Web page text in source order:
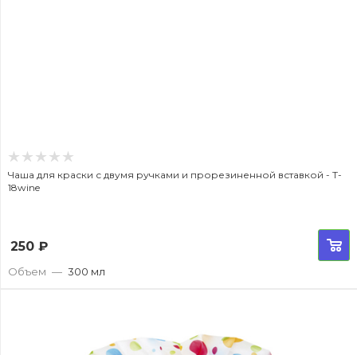
Чаша для краски с двумя ручками и прорезиненной вставкой - T-
18wine
250 ₽
Объем — 300 мл